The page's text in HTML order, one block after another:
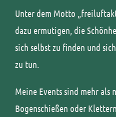
Unter dem Motto
dazu ermutigen, die
sich selbst zu finden und
zu tun.
Meine Events sind mehr
Bogenschießen oder